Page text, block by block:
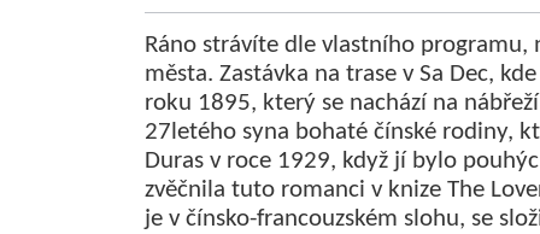
Ráno strávíte dle vlastního
města. Zastávka na trase v Sa Dec,
roku 1895, který se nachází na
27letého syna bohaté čínské rodiny,
Duras v roce 1929, když jí bylo
zvěčnila tuto romanci v knize The
je v čínsko-francouzském slohu, se